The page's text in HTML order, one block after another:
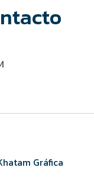
Gráfica